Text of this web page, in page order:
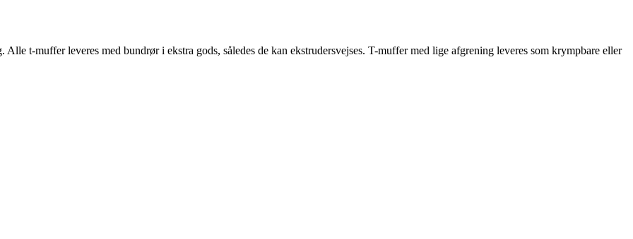
t-muffer leveres med bundrør i ekstra gods, således de kan ekstrudersvejses. T-muffer med lige afgrening leveres som krympbare eller